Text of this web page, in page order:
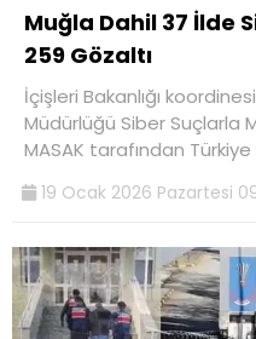
Muğla Dahil 37 İlde
259 Gözaltı
İçişleri Bakanlığı
Müdürlüğü Siber Suçlarla
MASAK tarafından Türkiye
19 Ocak 2026 Pazartesi